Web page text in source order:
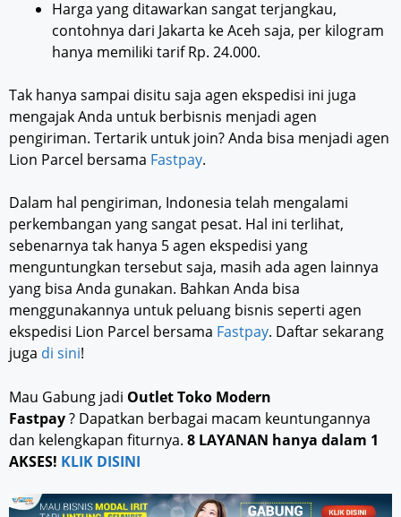
Harga yang ditawarkan sangat terjangkau,
contohnya dari Jakarta ke Aceh saja, per kilogram
hanya memiliki tarif Rp. 24.000.
Tak hanya sampai disitu saja agen ekspedisi ini juga
mengajak Anda untuk berbisnis menjadi agen
pengiriman. Tertarik untuk join? Anda bisa menjadi agen
Lion Parcel bersama Fastpay.
Dalam hal pengiriman, Indonesia telah mengalami
perkembangan yang sangat pesat. Hal ini terlihat,
sebenarnya tak hanya 5 agen ekspedisi yang
menguntungkan tersebut saja, masih ada agen lainnya
yang bisa Anda gunakan. Bahkan Anda bisa
menggunakannya untuk peluang bisnis seperti agen
ekspedisi Lion Parcel bersama Fastpay. Daftar sekarang
juga di sini!
Mau Gabung jadi Outlet Toko Modern
Fastpay? Dapatkan berbagai macam keuntungannya
dan kelengkapan fiturnya. 8 LAYANAN hanya dalam 1
AKSES! KLIK DISINI